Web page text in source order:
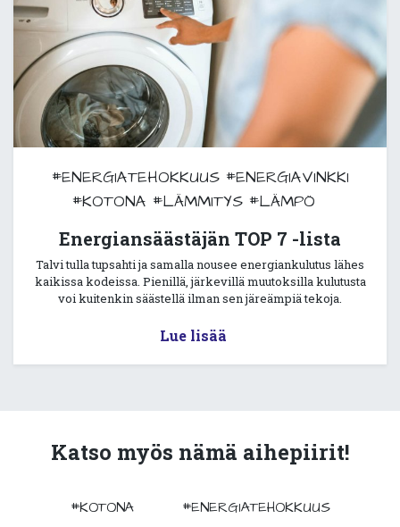
#ENERGIATEHOKKUUS #ENERGIAVINKKI
#KOTONA #LÄMMITYS #LÄMPÖ
Energiansäästäjän TOP 7 -lista
Talvi tulla tupsahti ja samalla nousee energiankulutus lähes
kaikissa kodeissa. Pienillä, järkevillä muutoksilla kulutusta
voi kuitenkin säästellä ilman sen järeämpiä tekoja.
Lue lisää
Katso myös nämä aihepiirit!
#KOTONA
#ENERGIATEHOKKUUS